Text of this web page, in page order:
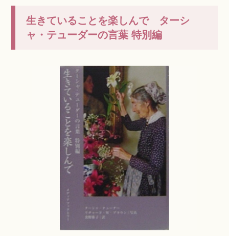
生きていることを楽しんで ターシ
ャ・テューダーの言葉 特別編